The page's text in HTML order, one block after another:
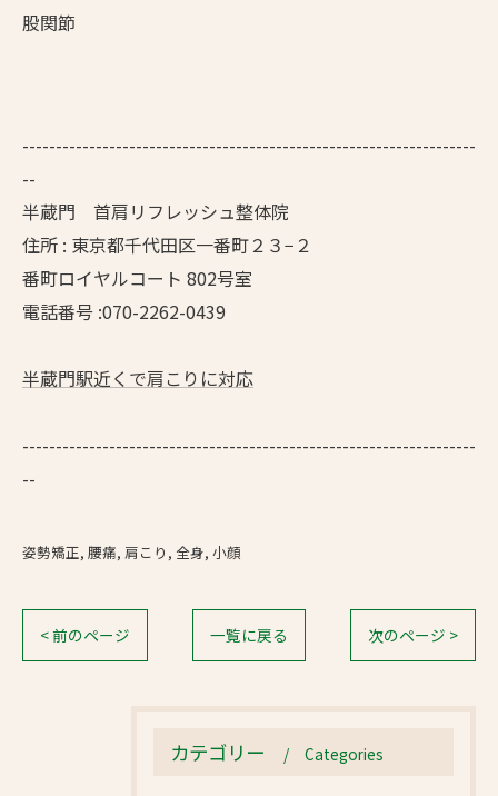
股関節
--------------------------------------------------------------------
--
半蔵門 首肩リフレッシュ整体院
住所 : 東京都千代田区一番町２３−２
番町ロイヤルコート 802号室
電話番号 :070-2262-0439
半蔵門駅近くで肩こりに対応
--------------------------------------------------------------------
--
姿勢矯正 腰痛 肩こり 全身 小顔
< 前のページ 一覧に戻る 次のページ >
カテゴリー Categories